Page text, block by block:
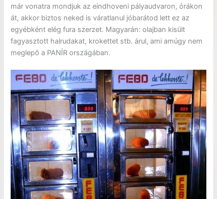
már vonatra mondjuk az eindhoveni pályaudvaron, órákon
át, akkor biztos neked is váratlanul jóbarátod lett ez az
egyébként elég fura szerzet. Magyarán: olajban kisült
fagyasztott halrudakat, krokettet stb. árul, ami amúgy nem
meglepő a PANÍR országában.